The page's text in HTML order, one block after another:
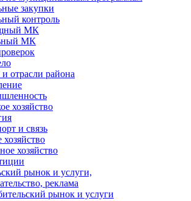
закупки
контроль
МК
МК
отрасли района
хозяйство
и связь
хозяйство
хозяйство
рынок и услуги,
реклама
рынок и услуги